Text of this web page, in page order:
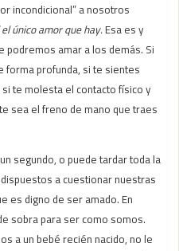
incondicional” a nosotros
único amor que hay. Esa es y
podremos amar a los demás. Si
forma profunda, si te sientes
te molesta el contacto físico y
sea el freno de mano que traes
segundo, o puede tardar toda la
a cuestionar nuestras
es digno de ser amado. En
sobra para ser como somos.
a un bebé recién nacido, no le